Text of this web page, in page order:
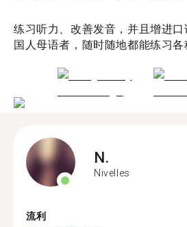
练习听力、改善发音，并且增进
国人母语者，随时随地都能练习各
N.
Nivelles
流利